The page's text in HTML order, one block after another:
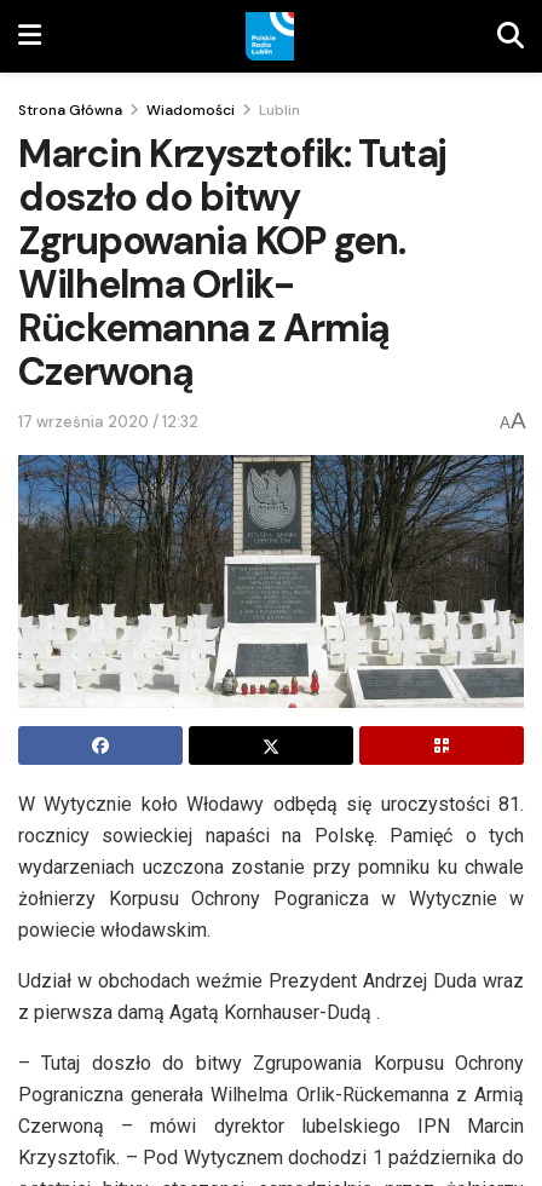
Strona Główna Wiadomości Lublin
Marcin Krzysztofik: Tutaj
doszło do bitwy
Zgrupowania KOP gen.
Wilhelma Orlik-
Rückemanna z Armią
Czerwoną
17 września 2020 / 12:32 AA
W Wytycznie koło Włodawy odbędą się uroczystości 81.
rocznicy sowieckiej napaści na Polskę. Pamięć o tych
wydarzeniach uczczona zostanie przy pomniku ku chwale
żołnierzy Korpusu Ochrony Pogranicza w Wytycznie w
powiecie włodawskim.
Udział w obchodach weźmie Prezydent Andrzej Duda wraz
z pierwsza damą Agatą Kornhauser-Dudą .
– Tutaj doszło do bitwy Zgrupowania Korpusu Ochrony
Pograniczna generała Wilhelma Orlik-Rückemanna z Armią
Czerwoną – mówi dyrektor lubelskiego IPN Marcin
Krzysztofik. – Pod Wytycznem dochodzi 1 października do